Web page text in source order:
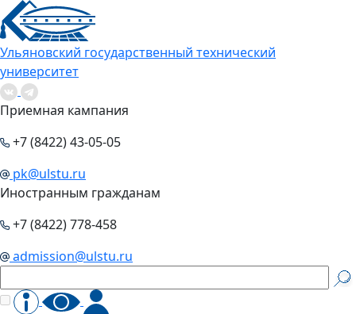
Ульяновский государственный технический
университет
Приемная кампания
+7 (8422) 43-05-05
pk@ulstu.ru
Иностранным гражданам
+7 (8422) 778-458
admission@ulstu.ru